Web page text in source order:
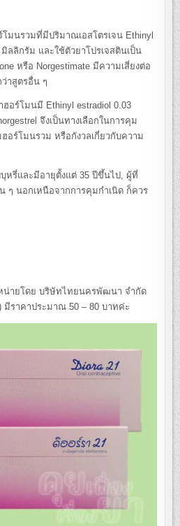
มนรวมที่มีปริมาณเอสโตรเจน Ethinyl
ลลิกรัม และใช้ตัวยาโปรเจสตินเป็น
หรือ Norgestimate มีความเสี่ยงต่อ
าสูตรอื่น ๆ
ฮอร์โมนมี Ethinyl estradiol 0.03
จึงเป็นทางเลือกในการคุม
อร์โมนรวม หรือกังวลเกี่ยวกับความ
หรี่และมีอายุตั้งแต่ 35 ปีขึ้นไป, ผู้ที่
ๆ นอกเหนือจากการคุมกำเนิด ก็ควร
หน่ายโดย บริษัทไทยนครพัฒนา จำกัด
มีราคาประมาณ 50 – 80 บาทค่ะ